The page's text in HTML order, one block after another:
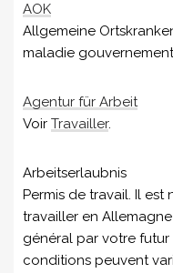
AOK
Allgemeine
maladie
Agentur für Arbeit
Voir Travailler.
Arbeitserlaubnis
Permis de travail. Il est
travailler en
général par votre
conditions peuvent